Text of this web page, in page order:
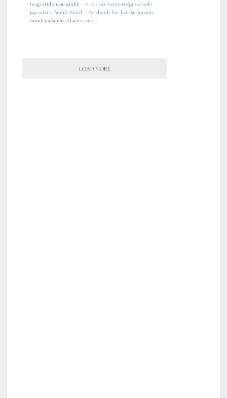
magyarul2/1491-paulik - A szlovák nemzetiségi szószóló
jegyzetei / Paulik Antal: - Az elmúlt két hét parlamenti
munkájában az Alaptörvény...
LOAD MORE